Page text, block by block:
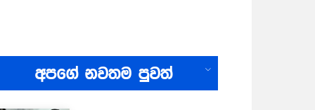
අපගේ නවතම පුවත්